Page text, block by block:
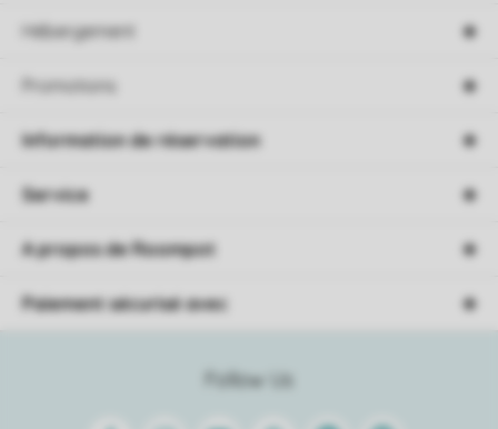
Hébergement
Promotions
Follow Us
Information de réservation
Service
A propos de Roompot
Paiement sécurisé avec